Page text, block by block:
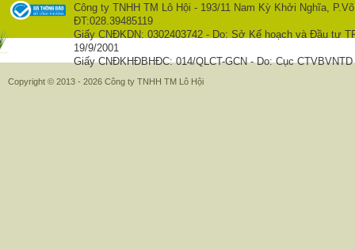
Công ty TNHH TM Lô Hội - 193/11 Nam Kỳ Khởi Nghĩa,
ĐT:028.39485119
Giấy CNĐKDN: 0302403742 - Do: Sở Kế hoạch và Đầu tư
19/9/2001
Giấy CNĐKHĐBHĐC: 014/QLCT-GCN - Do: Cục
Copyright © 2013 - 2026 Công ty TNHH TM Lô Hội